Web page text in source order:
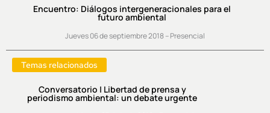
Encuentro: Diálogos intergeneracionales para el
futuro ambiental
Jueves 06 de septiembre 2018 – Presencial
Temas relacionados
Conversatorio | Libertad de prensa y
periodismo ambiental: un debate urgente